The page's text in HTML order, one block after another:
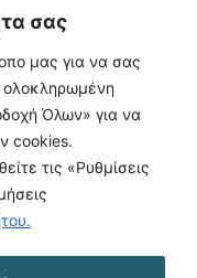
σας
μας για να σας
ολοκληρωμένη
Όλων» για να
cookies.
τις «Ρυθμίσεις
242044